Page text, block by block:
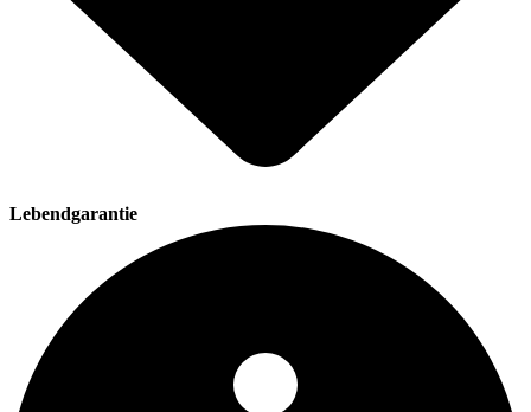
Lebendgarantie